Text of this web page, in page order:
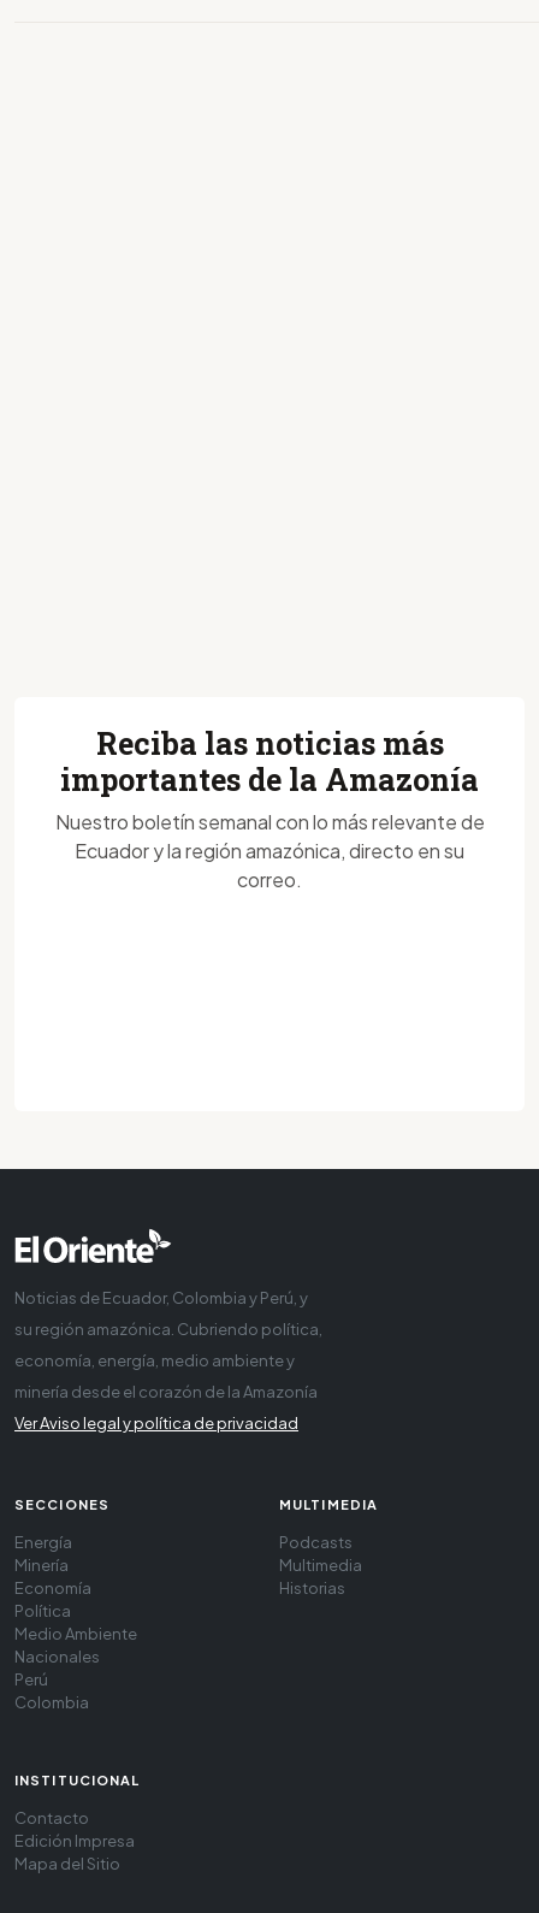
Reciba las noticias más
importantes de la Amazonía
Nuestro boletín semanal con lo más relevante de
Ecuador y la región amazónica, directo en su
correo.
Noticias de Ecuador, Colombia y Perú, y
su región amazónica. Cubriendo política,
economía, energía, medio ambiente y
minería desde el corazón de la Amazonía
Ver Aviso legal y política de privacidad
SECCIONES
Energía
Minería
Economía
Política
Medio Ambiente
Nacionales
Perú
Colombia
MULTIMEDIA
Podcasts
Multimedia
Historias
INSTITUCIONAL
Contacto
Edición Impresa
Mapa del Sitio